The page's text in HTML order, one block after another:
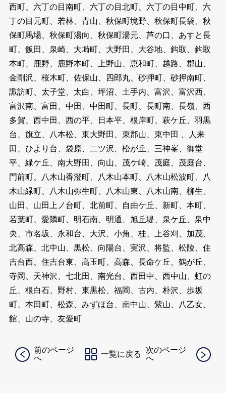
西町、六丁の目南町、六丁の目北町、六丁の目中町、六
丁の目元町、若林、青山、秋保町境野、秋保町長袋、秋
保町馬場、秋保町湯向、秋保町湯元、芦の口、あすと長
町、飯田、泉崎、大塒町、大野田、大谷地、鈎取、鈎取
本町、鹿野、鹿野本町、上野山、恵和町、越路、郡山、
金剛沢、桜木町、佐保山、四郎丸、砂押町、砂押南町、
諏訪町、太子堂、太白、坪沼、土手内、富沢、富沢西、
富沢南、富田、中田、中田町、長町、長町南、長嶺、西
多賀、西中田、西の平、日本平、根岸町、萩ケ丘、羽黒
台、旗立、八本松、東大野田、東郡山、東中田 、人来
田、ひより台、袋原、二ツ沢、松が丘、三神峯、御堂
平、緑ケ丘、南大野田、向山、茂ケ崎、茂庭、茂庭台、
門前町、八木山香澄町、八木山本町、八木山松波町、八
木山緑町、八木山弥生町、八木山東、八木山南、柳生、
山田、山田上ノ台町、北前町、自由ケ丘、新町、本町、
若葉町、愛隣町、明石南、明通、旭丘堤、泉ケ丘、泉中
央、市名坂、永和台、大沢、小角、桂、上谷刈、加茂、
北高森、北中山、黒松、向陽台、実沢、将監、松陵、住
吉台西、住吉台東、高玉町、高森、長命ケ丘、鶴が丘、
寺岡、天神沢、七北田、南光台、西田中、西中山、虹の
丘、根白石、野村、東黒松、福岡、古内、朴沢、歩坂
町、本田町、松森、みずほ台、南中山、紫山、八乙女、
館、山の寺、友愛町
前のページ
へ
一覧に戻る
次のページ
へ